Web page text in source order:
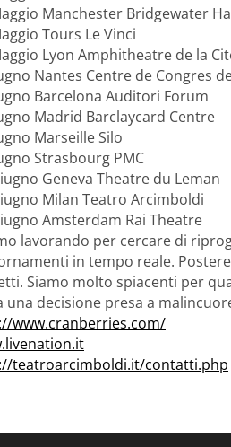
Manchester Bridgewater
Tours Le Vinci
Lyon Amphitheatre de la
Nantes Centre de Congres
Barcelona Auditori Forum
Madrid Barclaycard Centre
Marseille Silo
Strasbourg PMC
Geneva Theatre du Leman
Milan Teatro Arcimboldi
Amsterdam Rai Theatre
lavorando per cercare di
in tempo reale.
Siamo molto spiacenti per
una decisione presa a
www.cranberries.com/
teatroarcimboldi.it/contatti.php